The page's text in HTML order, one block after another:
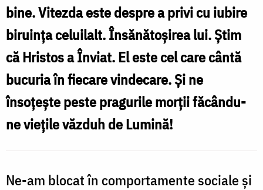
Silviu
Cluci
bine. Vitezda este despre a privi cu iubire
biruința celuilalt. Însănătoșirea lui. Știm
că Hristos a Înviat. El este cel care cântă
bucuria în fiecare vindecare. Și ne
însoțește peste pragurile morții făcându-
ne viețile văzduh de Lumină!
Ne-am blocat în comportamente sociale și